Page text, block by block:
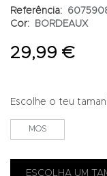
Referência:
Cor:
BORDEAUX
29,99 €
Escolhe o teu
MOS